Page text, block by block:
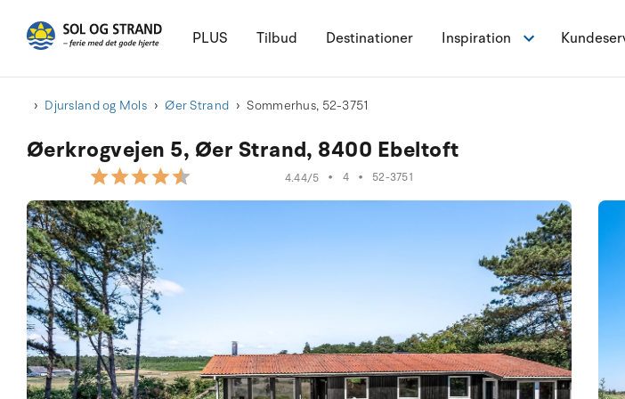
PLUS Tilbud Destinationer Inspiration
Djursland og Mols Øer Strand Sommerhus, 52-3751
Øerkrogvejen 5, Øer Strand, 8400 Ebeltoft
4.44/5 • 4 • 52-3751